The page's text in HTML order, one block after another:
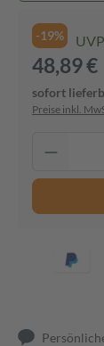
-19%
48,89 €
sofort
Preise inkl.